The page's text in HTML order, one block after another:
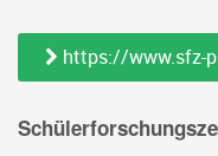
https://www.sfz-